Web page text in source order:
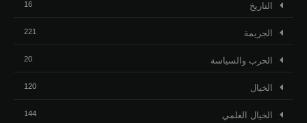
التاريخ 16
الجريمة 221
الحرب والسياسة 20
الخيال 120
الخيال العلمي 144